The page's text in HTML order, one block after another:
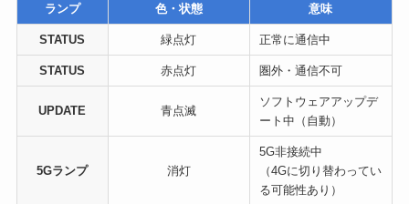
ランプ 色・状態 意味
STATUS 緑点灯 正常に通信中
STATUS 赤点灯 圏外・通信不可
UPDATE 青点滅
ソフトウェアアップデ
ート中（自動）
5Gランプ 消灯
5G非接続中
（4Gに切り替わってい
る可能性あり）